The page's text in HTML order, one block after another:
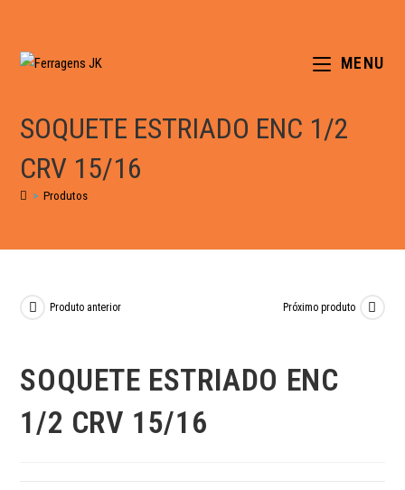
MENU
SOQUETE ESTRIADO ENC 1/2
CRV 15/16
> Produtos
Produto anterior Próximo produto
SOQUETE ESTRIADO ENC
1/2 CRV 15/16